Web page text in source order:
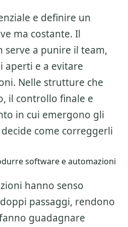
e definire un
ma costante. Il
a punire il team,
aperti e a evitare
Nelle strutture che
il controllo finale e
in cui emergono gli
come correggerli
software e automazioni
hanno senso
passaggi, rendono
guadagnare